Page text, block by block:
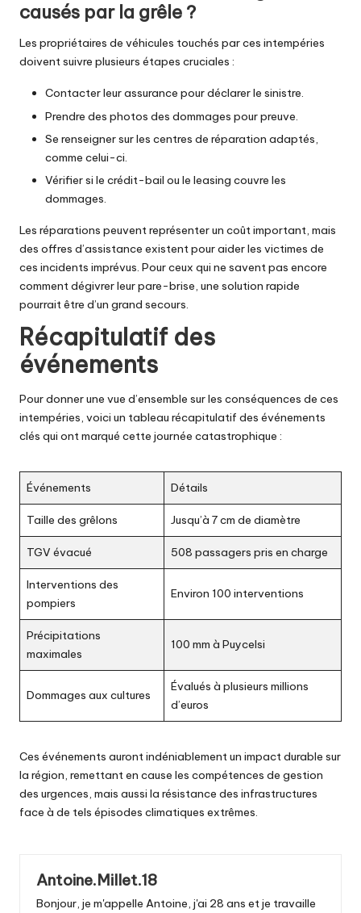
causés par la grêle ?
Les propriétaires de véhicules touchés par ces intempéries
doivent suivre plusieurs étapes cruciales :
Contacter leur assurance pour déclarer le sinistre.
Prendre des photos des dommages pour preuve.
Se renseigner sur les centres de réparation adaptés,
comme celui-ci.
Vérifier si le crédit-bail ou le leasing couvre les
dommages.
Les réparations peuvent représenter un coût important, mais
des offres d’assistance existent pour aider les victimes de
ces incidents imprévus. Pour ceux qui ne savent pas encore
comment dégivrer leur pare-brise, une solution rapide
pourrait être d’un grand secours.
Récapitulatif des
événements
Pour donner une vue d’ensemble sur les conséquences de ces
intempéries, voici un tableau récapitulatif des événements
clés qui ont marqué cette journée catastrophique :
Événements Détails
Taille des grêlons Jusqu’à 7 cm de diamètre
TGV évacué 508 passagers pris en charge
Interventions des
pompiers
Environ 100 interventions
Précipitations
maximales
100 mm à Puycelsi
Dommages aux cultures
Évalués à plusieurs millions
d’euros
Ces événements auront indéniablement un impact durable sur
la région, remettant en cause les compétences de gestion
des urgences, mais aussi la résistance des infrastructures
face à de tels épisodes climatiques extrêmes.
Antoine.Millet.18
Bonjour, je m'appelle Antoine, j'ai 28 ans et je travaille